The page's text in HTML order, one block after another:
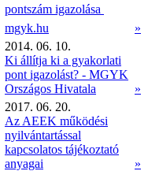
pontszám igazolása 
mgyk.hu
»
2014. 06. 10.
Ki állítja ki a gyakorlati
pont igazolást? - MGYK
Országos Hivatala
»
2017. 06. 20.
Az AEEK működési
nyilvántartással
kapcsolatos tájékoztató
anyagai
»